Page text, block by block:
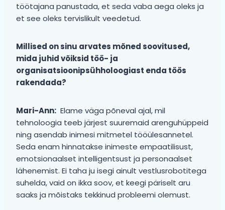
töötajana panustada, et seda vaba aega oleks ja
et see oleks tervislikult veedetud.
Millised on sinu arvates mõned soovitused,
mida juhid võiksid töö- ja
organisatsioonipsühholoogiast enda töös
rakendada?
Mari-Ann: Elame väga põneval ajal, mil
tehnoloogia teeb järjest suuremaid arenguhüppeid
ning asendab inimesi mitmetel tööülesannetel.
Seda enam hinnatakse inimeste empaatilisust,
emotsionaalset intelligentsust ja personaalset
lähenemist. Ei taha ju isegi ainult vestlusrobotitega
suhelda, vaid on ikka soov, et keegi päriselt aru
saaks ja mõistaks tekkinud probleemi olemust.